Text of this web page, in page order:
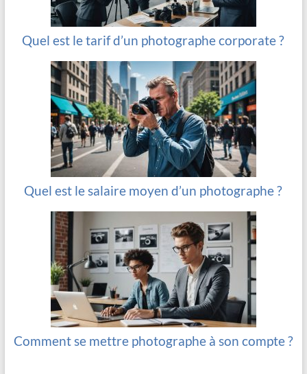
Quel est le tarif d’un photographe corporate ?
Quel est le salaire moyen d’un photographe ?
Comment se mettre photographe à son compte ?